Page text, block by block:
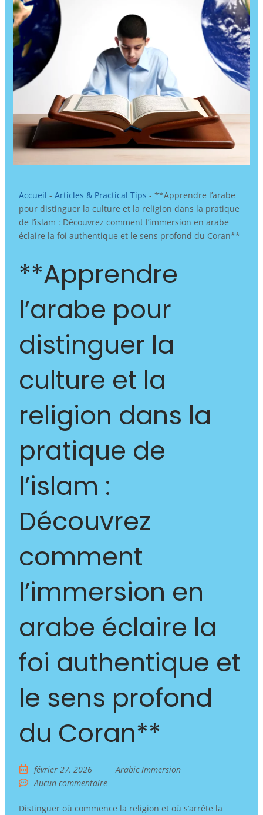
Accueil - Articles & Practical Tips - **Apprendre l’arabe
pour distinguer la culture et la religion dans la pratique
de l’islam : Découvrez comment l’immersion en arabe
éclaire la foi authentique et le sens profond du Coran**
**Apprendre
l’arabe pour
distinguer la
culture et la
religion dans la
pratique de
l’islam :
Découvrez
comment
l’immersion en
arabe éclaire la
foi authentique et
le sens profond
du Coran**
février 27, 2026
Arabic Immersion
Aucun commentaire
Distinguer où commence la religion et où s’arrête la